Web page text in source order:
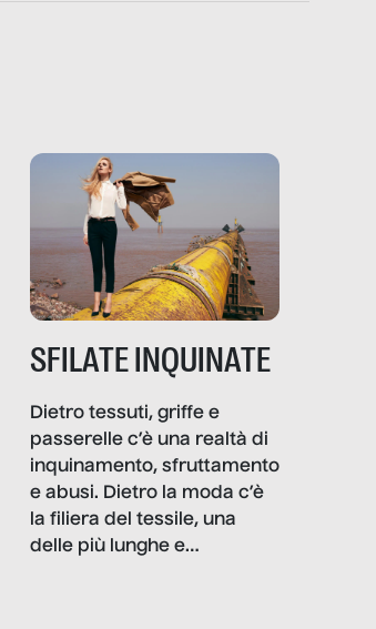
SFILATE INQUINATE
Dietro tessuti, griffe e
passerelle c’è una realtà di
inquinamento, sfruttamento
e abusi. Dietro la moda c’è
la filiera del tessile, una
delle più lunghe e